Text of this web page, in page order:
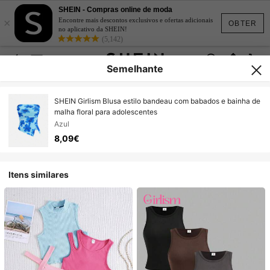
OBTER
×
SHEIN - Compras online de moda
Encontre mais descontos exclusivos e ofertas adicionais
no aplicativo da SHEIN!
(5,142)
Semelhante
SHEIN Girlism Blusa estilo bandeau com babados e bainha de
malha floral para adolescentes
Azul
8,09€
Itens similares